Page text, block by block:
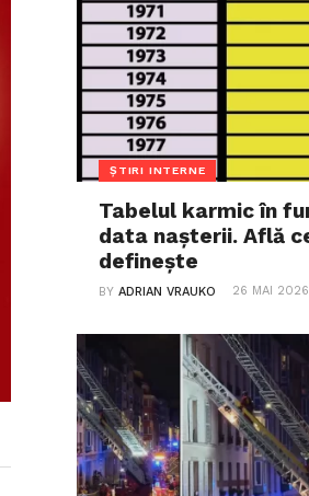
ȘTIRI INTERNE
Tabelul karmic în
data nașterii. Află
definește
BYADRIAN VRAUKO 26 MAI 2026